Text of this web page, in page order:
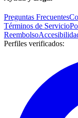
Preguntas Frecuentes
Términos de Servicio
Reembolso
Perfiles verificados: